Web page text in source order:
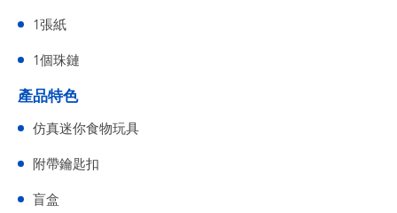
1張紙
1個珠鏈
產品特色
仿真迷你食物玩具
附帶鑰匙扣
盲盒